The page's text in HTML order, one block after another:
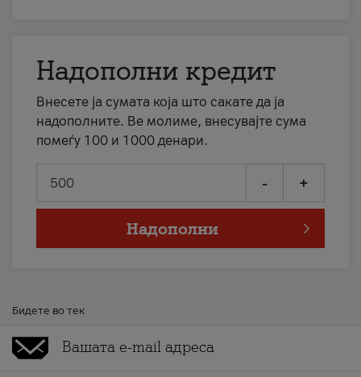
Надополни кредит
Внесете ја сумата која што сакате да ја
надополните. Ве молиме, внесувајте сума
помеѓу 100 и 1000 денари.
- +
Надополни
Бидете во тек